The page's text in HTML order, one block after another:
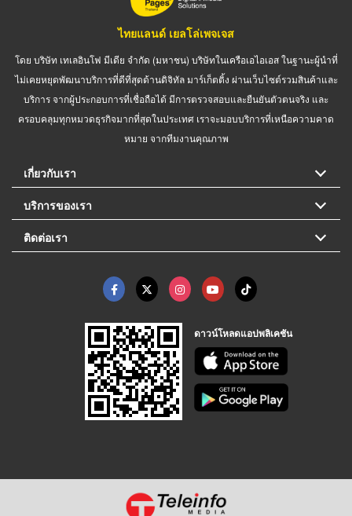
ไทยแลนด์ เยลโล่เพจเจส
โดย บริษัท เทเลอินโฟ มีเดีย จำกัด (มหาชน) บริษัทในเครือเอไอเอส ในฐานะผู้นำที่
ไม่เคยหยุดพัฒนาบริการที่ดีที่สุดด้านดิจิทัล มาร์เก็ตติ้ง ผ่านเว็บไซต์รวมสินค้าและ
บริการ จากผู้ประกอบการที่เชื่อถือได้ มีการตรวจสอบและยืนยันตัวตนจริง และ
ครอบคลุมทุกหมวดธุรกิจมากที่สุดในประเทศ เราจะมอบบริการที่เหนือความคาด
หมาย จากทีมงานคุณภาพ
เกี่ยวกับเรา
บริการของเรา
ติดต่อเรา
ดาวน์โหลดแอปพลิเคชัน